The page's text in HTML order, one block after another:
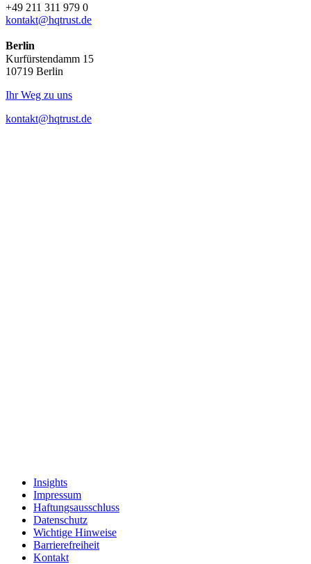
+49 211 311 979 0
kontakt@hqtrust.de
Berlin
Kurfürstendamm 15
10719 Berlin
Ihr Weg zu uns
kontakt@hqtrust.de
Insights
Impressum
Haftungsausschluss
Datenschutz
Wichtige Hinweise
Barrierefreiheit
Kontakt